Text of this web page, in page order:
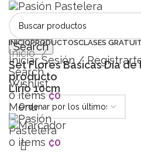
Search
Iniciar Sesión /
Search
Wishlist
0items ₡0
Menu
0 items ₡0
INICIOPRODUCTOSCLASES
Inicio
Set Flores Basicas Día
producto
Lirio 10cm